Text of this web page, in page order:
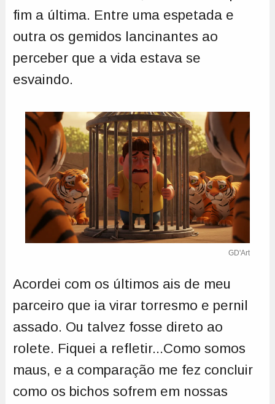
fim a última. Entre uma espetada e
outra os gemidos lancinantes ao
perceber que a vida estava se
esvaindo.
GD'Art
Acordei com os últimos ais de meu
parceiro que ia virar torresmo e pernil
assado. Ou talvez fosse direto ao
rolete. Fiquei a refletir...Como somos
maus, e a comparação me fez concluir
como os bichos sofrem em nossas